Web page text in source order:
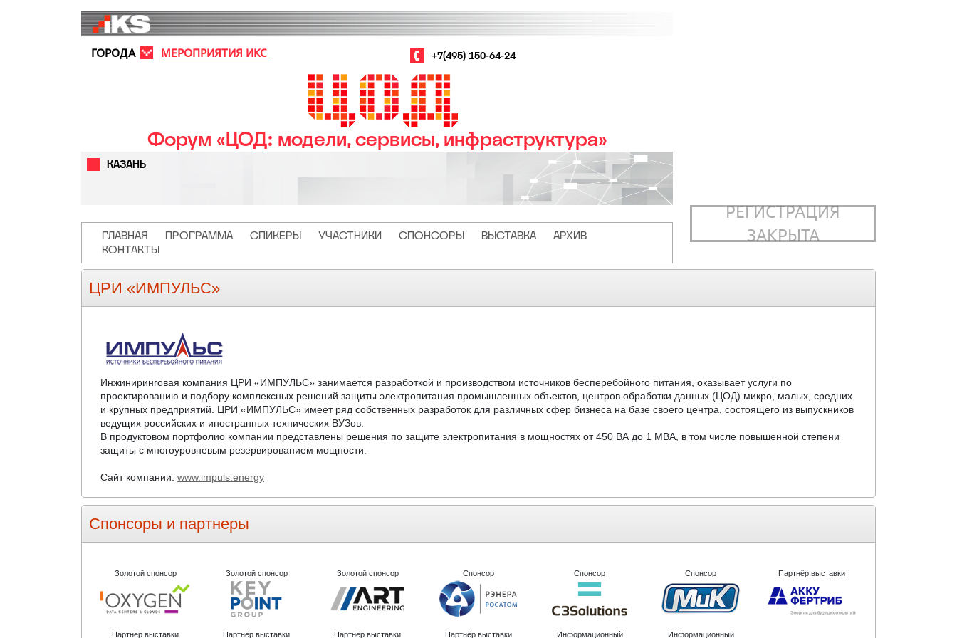
МЕРОПРИЯТИЯ ИКС +7(495) 150-64-24
ГОРОДА
Форум «ЦОД: модели, сервисы, инфраструктура»
КАЗАНЬ
Основная навигация
ГЛАВНАЯ ПРОГРАММА СПИКЕРЫ УЧАСТНИКИ СПОНСОРЫ ВЫСТАВКА
АРХИВ
КОНТАКТЫ
РЕГИСТРАЦИЯ
ЗАКРЫТА
ЦРИ «ИМПУЛЬС»
Инжиниринговая компания ЦРИ «ИМПУЛЬС» занимается разработкой и производством источников бесперебойного питания, оказывает услуги по
проектированию и подбору комплексных решений защиты электропитания промышленных объектов, центров обработки данных (ЦОД) микро, малых, средних
и крупных предприятий. ЦРИ «ИМПУЛЬС» имеет ряд собственных разработок для различных сфер бизнеса на базе своего центра, состоящего из выпускников
ведущих российских и иностранных технических ВУЗов.
В продуктовом портфолио компании представлены решения по защите электропитания в мощностях от 450 ВА до 1 МВА, в том числе повышенной степени
защиты с многоуровневым резервированием мощности.
Сайт компании: www.impuls.energy
Спонсоры и партнеры
Золотой спонсор Золотой спонсор Золотой спонсор Спонсор Спонсор Спонсор Партнёр выставки
Партнёр выставки Партнёр выставки Партнёр выставки Партнёр выставки Информационный Информационный